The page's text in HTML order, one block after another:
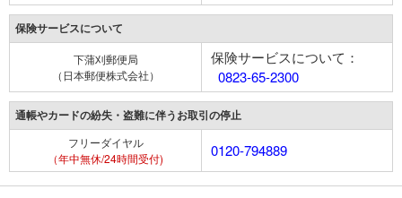
保険サービスについて
下蒲刈郵便局
（日本郵便株式会社）
保険サービスについて：
0823-65-2300
通帳やカードの紛失・盗難に伴うお取引の停止
フリーダイヤル
（年中無休/24時間受付)
0120-794889